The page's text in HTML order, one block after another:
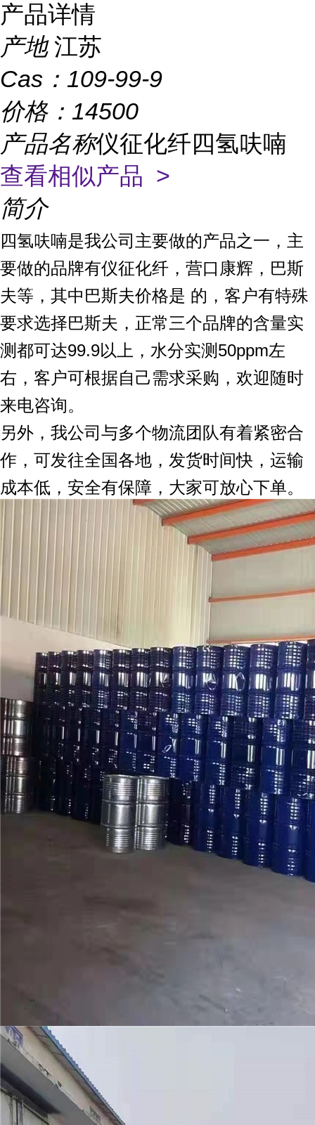
产品详情
产地 江苏
Cas： 109-99-9
价格： 14500
产品名称仪征化纤四氢呋喃
查看相似产品 >
简介
四氢呋喃是我公司主要做的产品之一，主
要做的品牌有仪征化纤，营口康辉，巴斯
夫等，其中巴斯夫价格是 的，客户有特殊
要求选择巴斯夫，正常三个品牌的含量实
测都可达99.9以上，水分实测50ppm左
右，客户可根据自己需求采购，欢迎随时
来电咨询。
另外，我公司与多个物流团队有着紧密合
作，可发往全国各地，发货时间快，运输
成本低，安全有保障，大家可放心下单。